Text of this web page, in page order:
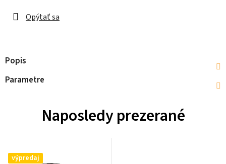
Opýtať sa
Popis
Parametre
Naposledy prezerané
výpredaj